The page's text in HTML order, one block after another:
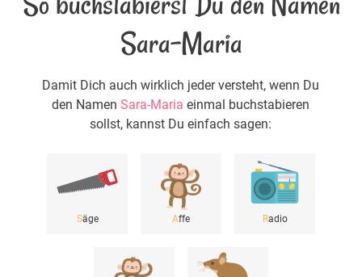
Sara-Maria
Damit Dich auch wirklich jeder versteht, wenn Du
den NamenSara-Maria einmal buchstabieren
sollst, kannst Du einfach sagen:
Säge Affe Radio